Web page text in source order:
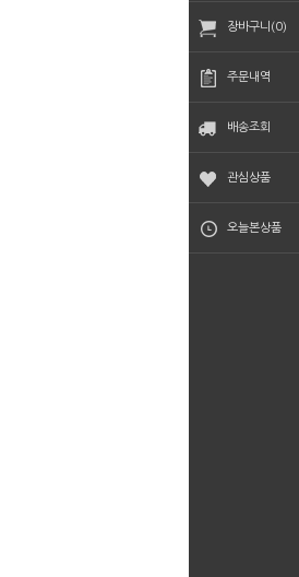
장바구니(0)
주문내역
배송조회
관심상품
오늘본상품